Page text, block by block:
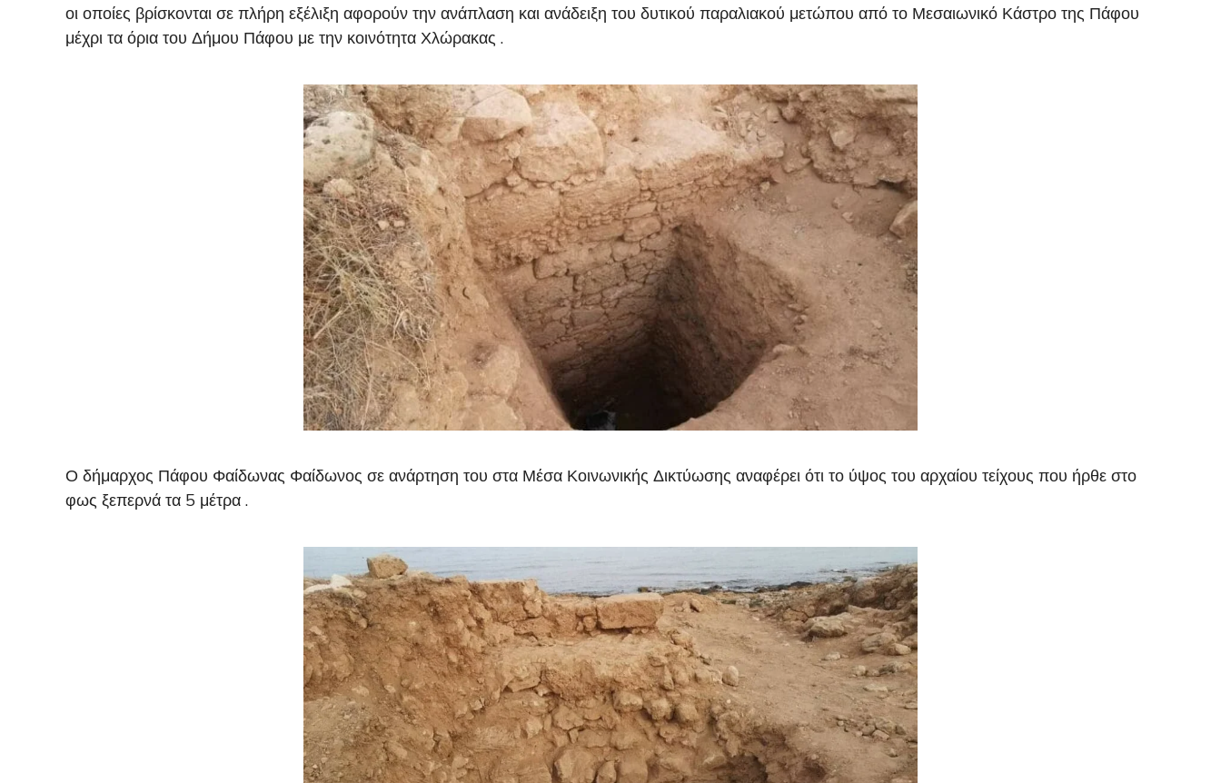
οι οποίες βρίσκονται σε πλήρη εξέλιξη αφορούν την ανάπλαση και ανάδειξη του δυτικού παραλιακού μετώπου από το Μεσαιωνικό Κάστρο της Πάφου
μέχρι τα όρια του Δήμου Πάφου με την κοινότητα Χλώρακας .
Ο δήμαρχος Πάφου Φαίδωνας Φαίδωνος σε ανάρτηση του στα Μέσα Κοινωνικής Δικτύωσης αναφέρει ότι το ύψος του αρχαίου τείχους που ήρθε στο
φως ξεπερνά τα 5 μέτρα .